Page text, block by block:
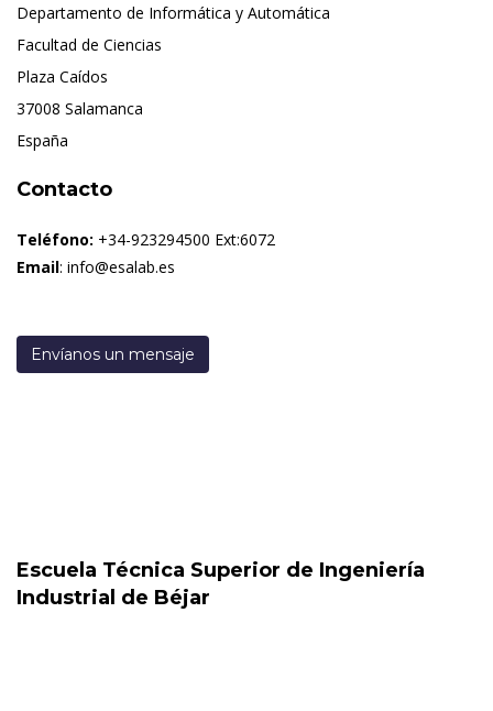
Departamento de Informática y Automática
Facultad de Ciencias
Plaza Caídos
37008 Salamanca
España
Contacto
Teléfono: +34-923294500 Ext:6072
Email: info@esalab.es
Envíanos un mensaje
Escuela Técnica Superior de Ingeniería
Industrial de Béjar